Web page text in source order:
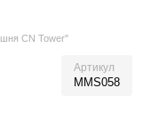
CN Tower"
Артикул
MMS058